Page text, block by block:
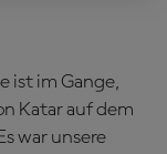
ist im Gange,
Katar auf dem
war unsere